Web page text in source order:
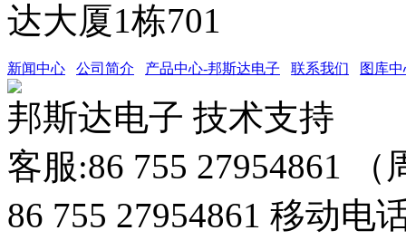
达大厦1栋701
新闻中心 公司简介 产品中心-邦斯达电子 联系我们 图库
邦斯达电子 技术支持
客服:86 755 27954861
86 755 27954861 移动电